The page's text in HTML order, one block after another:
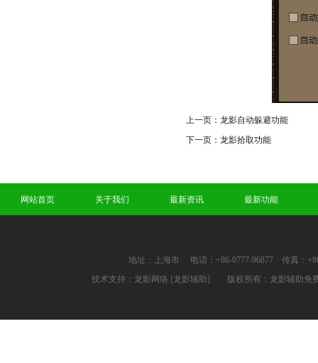
上一页： 龙影自动躲避功能
下一页： 龙影拾取功能
网站首页 关于我们 最新资讯 最新功能
地址：上海市 电话：+86-0777-96877 传真：
技术支持： 龙影网络 [龙影辅助] 版权所有：龙影辅助免